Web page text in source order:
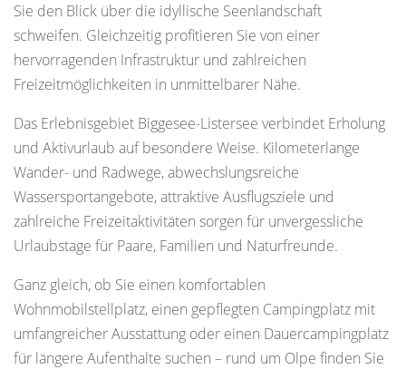
Sie den Blick über die idyllische Seenlandschaft
schweifen. Gleichzeitig profitieren Sie von einer
hervorragenden Infrastruktur und zahlreichen
Freizeitmöglichkeiten in unmittelbarer Nähe.
Das Erlebnisgebiet Biggesee-Listersee verbindet Erholung
und Aktivurlaub auf besondere Weise. Kilometerlange
Wander- und Radwege, abwechslungsreiche
Wassersportangebote, attraktive Ausflugsziele und
zahlreiche Freizeitaktivitäten sorgen für unvergessliche
Urlaubstage für Paare, Familien und Naturfreunde.
Ganz gleich, ob Sie einen komfortablen
Wohnmobilstellplatz, einen gepflegten Campingplatz mit
umfangreicher Ausstattung oder einen Dauercampingplatz
für längere Aufenthalte suchen – rund um Olpe finden Sie